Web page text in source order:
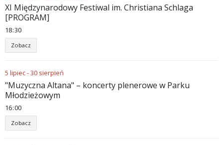
XI Międzynarodowy Festiwal im. Christiana Schlaga
[PROGRAM]
18 30
Zobacz
5 lipiec-30 sierpień
"Muzyczna Altana" – koncerty plenerowe w Parku
Młodzieżowym
16 00
Zobacz